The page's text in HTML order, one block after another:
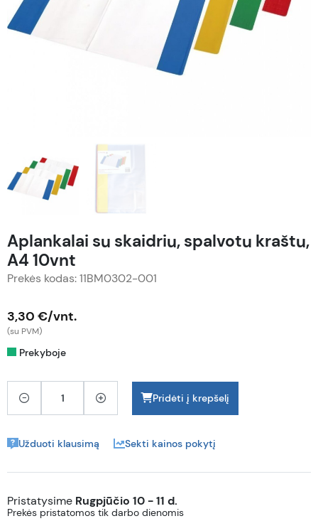
Aplankalai su skaidriu, spalvotu kraštu,
A4 10vnt
Prekės kodas: 11BM0302-001
3,30 €/vnt.
(su PVM)
Prekyboje
Pridėti į krepšelį
Užduoti klausimą Sekti kainos pokytį
Pristatysime Rugpjūčio 10 - 11 d.
Prekės pristatomos tik darbo dienomis